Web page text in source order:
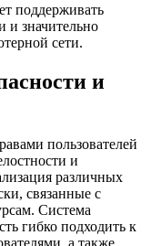
поддерживать
и значительно
сети.
и
пользователей
и
различных
связанные с
Система
гибко подходить к